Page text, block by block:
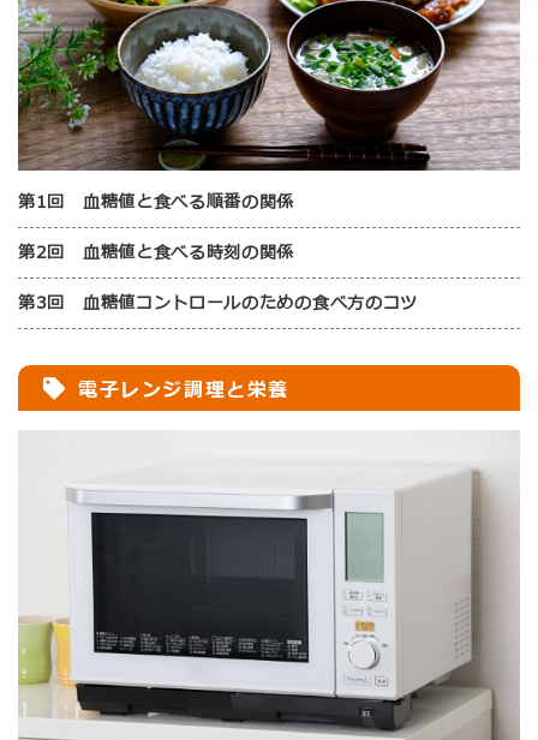
第1回 血糖値と食べる順番の関係
第2回 血糖値と食べる時刻の関係
第3回 血糖値コントロールのための食べ方のコツ
電子レンジ調理と栄養